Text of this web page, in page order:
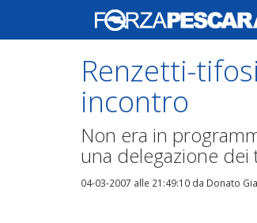
Renzetti-
incontro
Non era in
una delegazione
04-03-2007 alle 21:49:10 da Donato